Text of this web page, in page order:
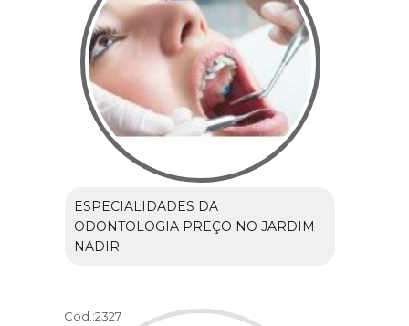
ESPECIALIDADES DA
ODONTOLOGIA PREÇO NO JARDIM
NADIR
Cod.:2327